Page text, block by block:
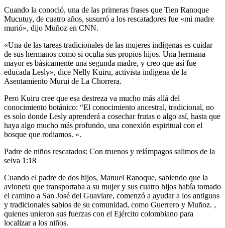
Cuando la conoció, una de las primeras frases que Tien Ranoque
Mucutuy, de cuatro años, susurró a los rescatadores fue «mi madre
murió», dijo Muñoz en CNN.
«Una de las tareas tradicionales de las mujeres indígenas es cuidar
de sus hermanos como si oculta sus propios hijos. Una hermana
mayor es básicamente una segunda madre, y creo que así fue
educada Lesly», dice Nelly Kuiru, activista indígena de la
Asentamiento Murui de La Chorrera.
Pero Kuiru cree que esa destreza va mucho más allá del
conocimiento botánico: “El conocimiento ancestral, tradicional, no
es solo donde Lesly aprenderá a cosechar frutas o algo así, hasta que
haya algo mucho más profundo, una conexión espiritual con el
bosque que rodiamos. «.
Padre de niños rescatados: Con truenos y relámpagos salimos de la
selva 1:18
Cuando el padre de dos hijos, Manuel Ranoque, sabiendo que la
avioneta que transportaba a su mujer y sus cuatro hijos había tomado
el camino a San José del Guaviare, comenzó a ayudar a los antiguos
y tradicionales sabios de su comunidad, como Guerrero y Muñoz. ,
quienes unieron sus fuerzas con el Ejército colombiano para
localizar a los niños.